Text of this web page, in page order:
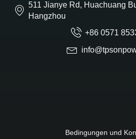
511 Jianye Rd, Huachuang
Hangzhou
+86 0571
Bedingungen und